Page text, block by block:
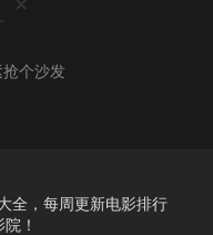
个沙发
全，每周更新电影排行
！